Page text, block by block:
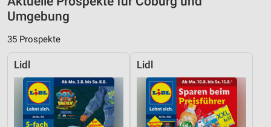
Umgebung
35 Prospekte
Lidl Lidl